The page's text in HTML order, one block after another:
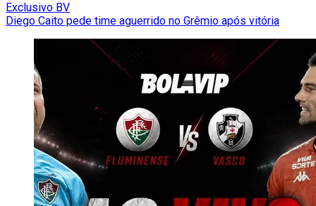
Exclusivo BV
Diego Caito pede time aguerrido no Grêmio após vitória